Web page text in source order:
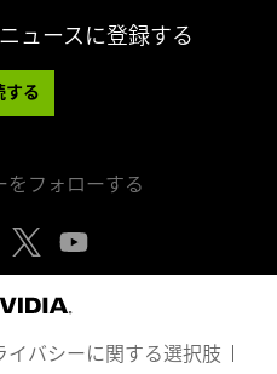
ュースに登録する
する
をフォローする
イバシーに関する選択肢